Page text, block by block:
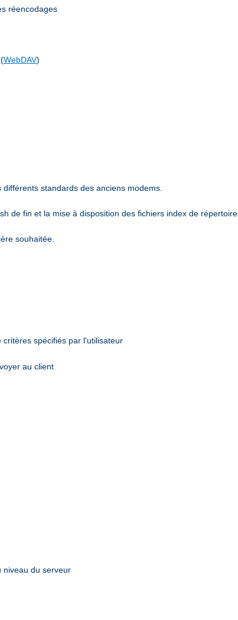
réencodages
WebDAV)
standards des anciens modems.
de fin et la mise à disposition des fichiers index de répertoire
souhaitée.
critères spécifiés par l'utilisateur
au client
niveau du serveur